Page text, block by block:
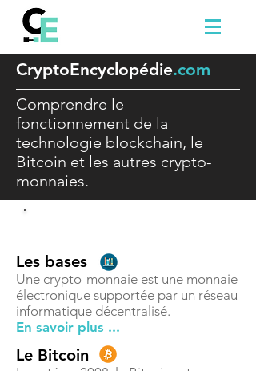
CryptoEncyclopédie.com
Comprendre le
fonctionnement de la
technologie blockchain, le
Bitcoin et les autres crypto-
monnaies.
Les bases
Une crypto-monnaie est une monnaie
électronique supportée par un réseau
informatique décentralisé.
En savoir plus ...
Le Bitcoin